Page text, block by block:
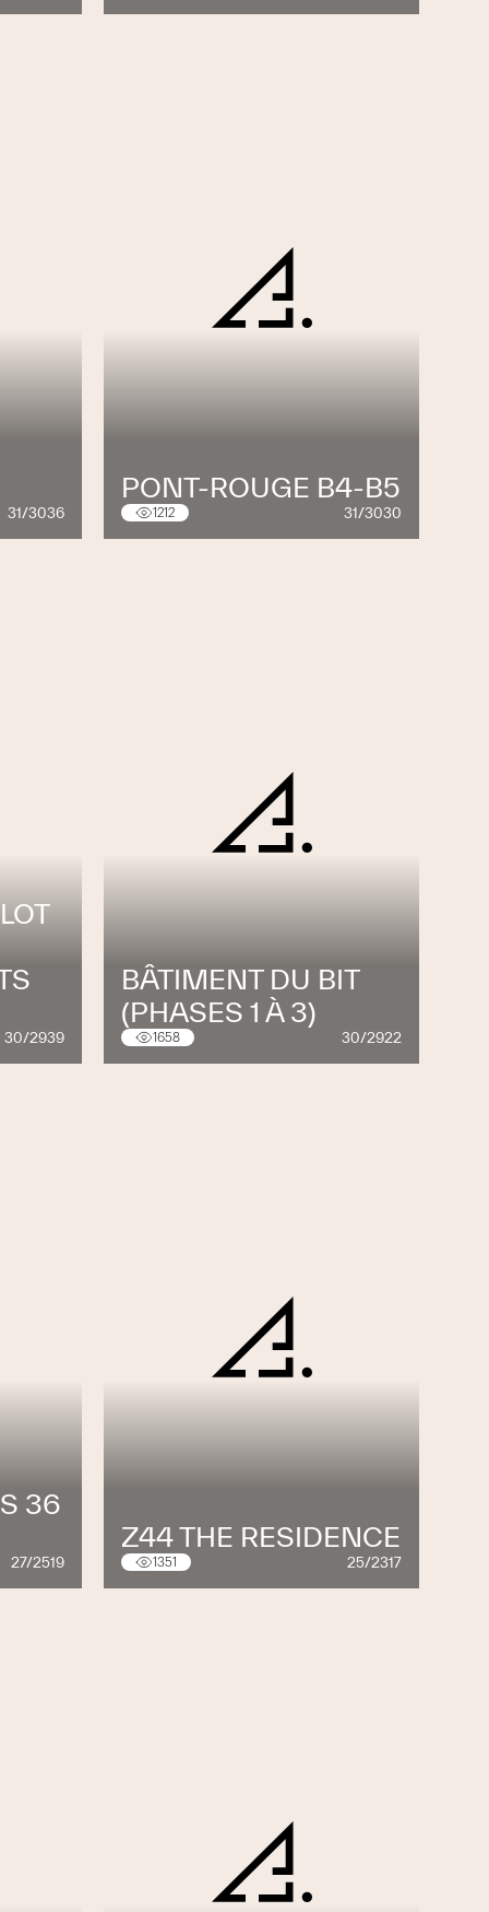
31/3036
PONT-ROUGE B4-B5
1212 31/3030
30/2939
BÂTIMENT DU BIT
(PHASES 1 À 3)
1658 30/2922
36
27/2519
Z44 THE RESIDENCE
1351 25/2317